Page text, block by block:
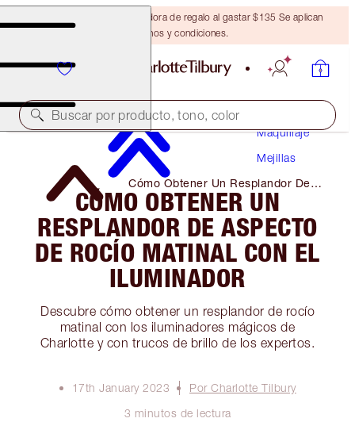
Obtén una brocha bronceadora de regalo al gastar $135 Se aplican
términos y condiciones.
Buscar por producto, tono, color
Maquillaje
Mejillas
Cómo Obtener Un Resplandor De
Aspecto De Rocío Matinal Con El
Iluminador
CÓMO OBTENER UN
RESPLANDOR DE ASPECTO
DE ROCÍO MATINAL CON EL
ILUMINADOR
Descubre cómo obtener un resplandor de rocío
matinal con los iluminadores mágicos de
Charlotte y con trucos de brillo de los expertos.
17th January 2023
Por Charlotte Tilbury
3 minutos de lectura